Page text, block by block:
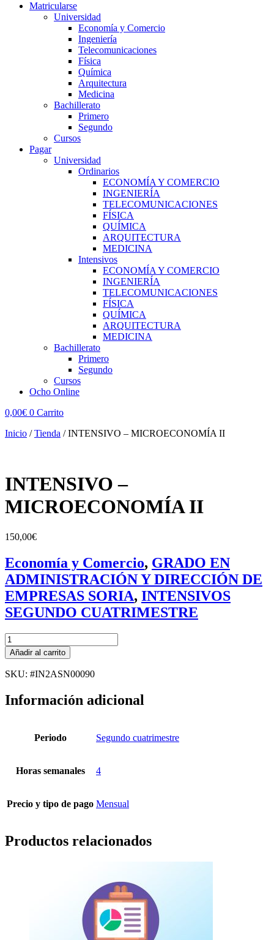
Matricularse
Universidad
Economía y Comercio
Ingeniería
Telecomunicaciones
Física
Química
Arquitectura
Medicina
Bachillerato
Primero
Segundo
Cursos
Pagar
Universidad
Ordinarios
ECONOMÍA Y COMERCIO
INGENIERÍA
TELECOMUNICACIONES
FÍSICA
QUÍMICA
ARQUITECTURA
MEDICINA
Intensivos
ECONOMÍA Y COMERCIO
INGENIERÍA
TELECOMUNICACIONES
FÍSICA
QUÍMICA
ARQUITECTURA
MEDICINA
Bachillerato
Primero
Segundo
Cursos
Ocho Online
0,00€ 0 Carrito
Inicio /Tienda /INTENSIVO – MICROECONOMÍA II
INTENSIVO –
MICROECONOMÍA II
150,00€
Economía y Comercio, GRADO EN
ADMINISTRACIÓN Y DIRECCIÓN DE
EMPRESAS SORIA, INTENSIVOS
SEGUNDO CUATRIMESTRE
INTENSIVO
-
MICROECONOMÍA
II
Añadir al carrito
SKU: #IN2ASN00090
Información adicional
Periodo Segundo cuatrimestre
Horas semanales 4
Precio y tipo de pago Mensual
Productos relacionados